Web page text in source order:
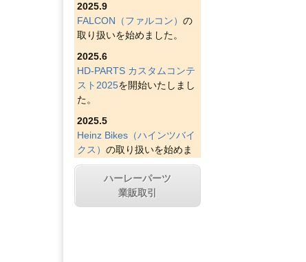
2025.9
FALCON（ファルコン） の
取り扱いを始めました。
2025.6
HD-PARTS カスタムコンテ
スト2025を開始いたしまし
た。
2025.5
Heinz Bikes（ハインツバイ
クス） の取り扱いを始めま
した。
2025.4
Figurati Designs（フィグラ
ハーレーパーツ
業販取引